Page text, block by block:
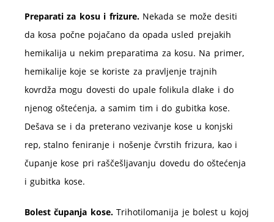
Preparati za kosu i frizure.Nekada se može desiti
da kosa počne pojačano da opada usled prejakih
hemikalija u nekim preparatima za kosu. Na primer,
hemikalije koje se koriste za pravljenje trajnih
kovrdža mogu dovesti do upale folikula dlake i do
njenog oštećenja, a samim tim i do gubitka kose.
Dešava se i da preterano vezivanje kose u konjski
rep, stalno feniranje i nošenje čvrstih frizura, kao i
čupanje kose pri raščešljavanju dovedu do oštećenja
i gubitka kose.
Bolest čupanja kose.Trihotilomanija je bolest u kojoj